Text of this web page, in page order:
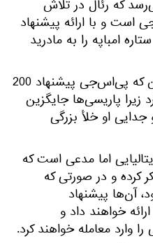
که رئال در تلاش
است و با ارائه پیشنهاد
امباپه را به مادرید
با این هم گمانه‌زنی در مورد این که پی‌اس‌جی پیشنهاد 200
زیرا پاریسی‌ها جایگزین
جدایی او خلأ بزرگی
اما مدعی است که
کرده و در صورتی که
شود، آن‌ها پیشنهاد
خواهند داد و
وارد معامله خواهند کرد.